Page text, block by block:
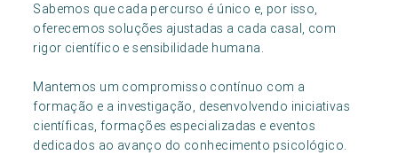
Sabemos que cada percurso é único e, por isso,
oferecemos soluções ajustadas a cada casal, com
rigor científico e sensibilidade humana.
Mantemos um compromisso contínuo com a
formação e a investigação, desenvolvendo iniciativas
científicas, formações especializadas e eventos
dedicados ao avanço do conhecimento psicológico.